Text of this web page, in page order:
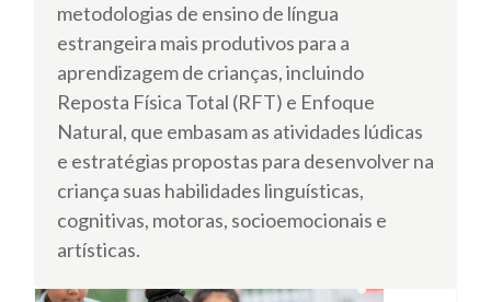
metodologias de ensino de língua
estrangeira mais produtivos para a
aprendizagem de crianças, incluindo
Reposta Física Total (RFT) e Enfoque
Natural, que embasam as atividades lúdicas
e estratégias propostas para desenvolver na
criança suas habilidades linguísticas,
cognitivas, motoras, socioemocionais e
artísticas.